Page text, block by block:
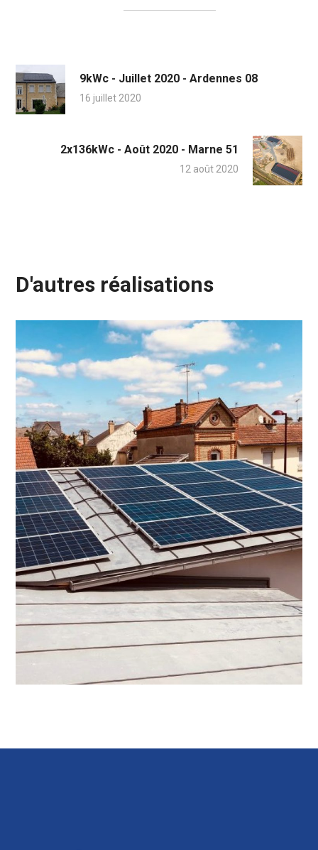
9kWc - Juillet 2020 - Ardennes 08
16 juillet 2020
2x136kWc - Août 2020 - Marne 51
12 août 2020
D'autres réalisations